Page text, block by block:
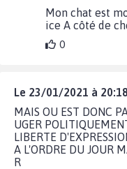
Mon chat est
ice A côté de
0
Le 23/01/2021 à
MAIS OU EST DONC
UGER
LIBERTE
A L'ORDRE DU JOUR
R